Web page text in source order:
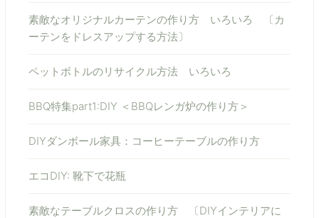
素敵なオリジナルカーテンの作り方 いろいろ 〔カ
ーテンをドレスアップする方法〕
ペットボトルのリサイクル方法 いろいろ
BBQ特集part1:DIY ＜BBQレンガ炉の作り方＞
DIYダンボール家具：コーヒーテーブルの作り方
エコDIY: 靴下で花瓶
素敵なテーブルクロスの作り方 〔DIYインテリアに